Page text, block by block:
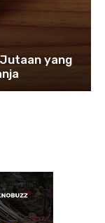
Jutaan yang